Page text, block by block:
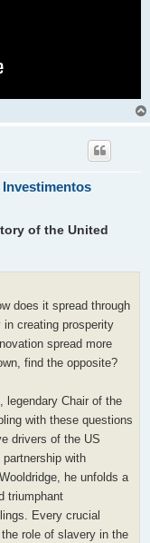
of the United
does it spread through
creating prosperity
spread more
find the opposite?
legendary Chair of the
with these questions
drivers of the US
with
he unfolds a
triumphant
Every crucial
role of slavery in the